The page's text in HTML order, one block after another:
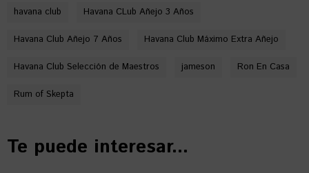
havana club Havana CLub Añejo 3 Años
Havana Club Añejo 7 Años Havana Club Máximo Extra Añejo
Havana Club Selección de Maestros jameson Ron En Casa
Rum of Skepta
Te puede interesar...